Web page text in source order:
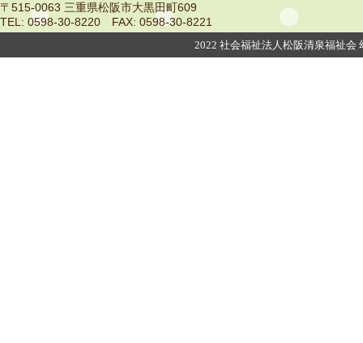
〒515-0063 三重県松阪市大黒田町609
TEL: 0598-30-8220 FAX: 0598‐30‐8221
2022 社会福祉法人松阪清泉福祉会